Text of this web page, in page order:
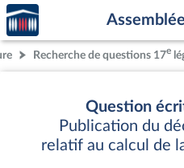
Aller au contenu
Aller en bas de la page
Accèder
à la
page
d'accueilRecherche de questions 17e
Question
Publication du
relatif au calcul de